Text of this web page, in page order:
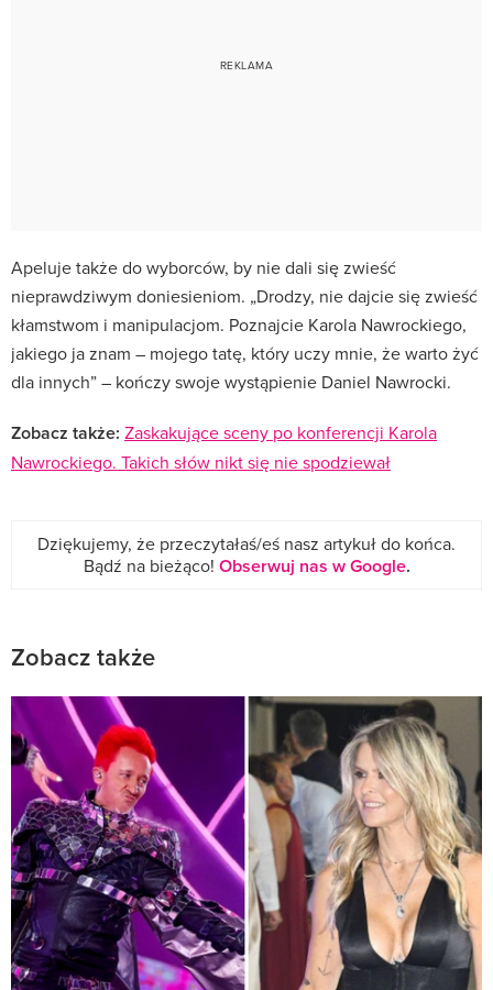
Apeluje także do wyborców, by nie dali się zwieść
nieprawdziwym doniesieniom. „Drodzy, nie dajcie się zwieść
kłamstwom i manipulacjom. Poznajcie Karola Nawrockiego,
jakiego ja znam – mojego tatę, który uczy mnie, że warto żyć
dla innych” – kończy swoje wystąpienie Daniel Nawrocki.
Zobacz także: Zaskakujące sceny po konferencji Karola
Nawrockiego. Takich słów nikt się nie spodziewał
Dziękujemy, że przeczytałaś/eś nasz artykuł do końca.
Bądź na bieżąco! Obserwuj nas w Google.
Zobacz także